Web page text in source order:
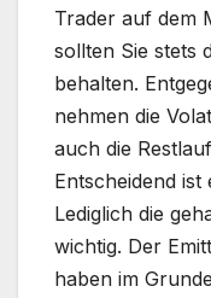
Trader auf dem
sollten Sie stets
behalten.
nehmen die
auch die
Entscheidend ist
Lediglich die
wichtig. Der
haben im